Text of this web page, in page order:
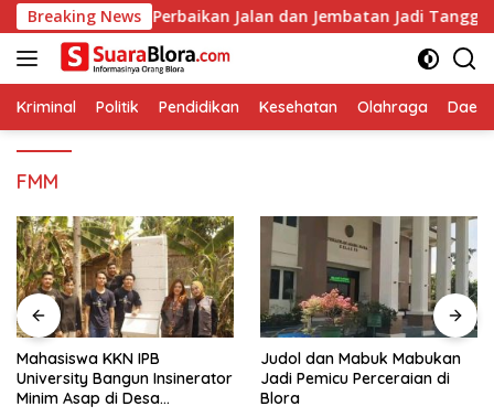
Langsung
ke
konten
Breaking News
Perbaikan Jalan dan Jembatan Jadi Tanggung Jawab
Kriminal Politik Pendidikan Kesehatan Olahraga
FMM
Mahasiswa KKN IPB
University Bangun Insinerator
Minim Asap di Desa
Judol dan Mabuk Mabukan
Jadi Pemicu Perceraian di
Blora